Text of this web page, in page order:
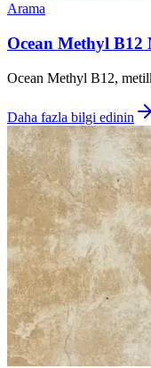
Arama
Ocean Methyl B12
Ocean Methyl B12,
Daha fazla bilgi edinin